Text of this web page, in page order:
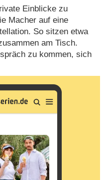
Einblicke zu
Macher auf eine
So sitzen etwa
am Tisch.
zu kommen, sich